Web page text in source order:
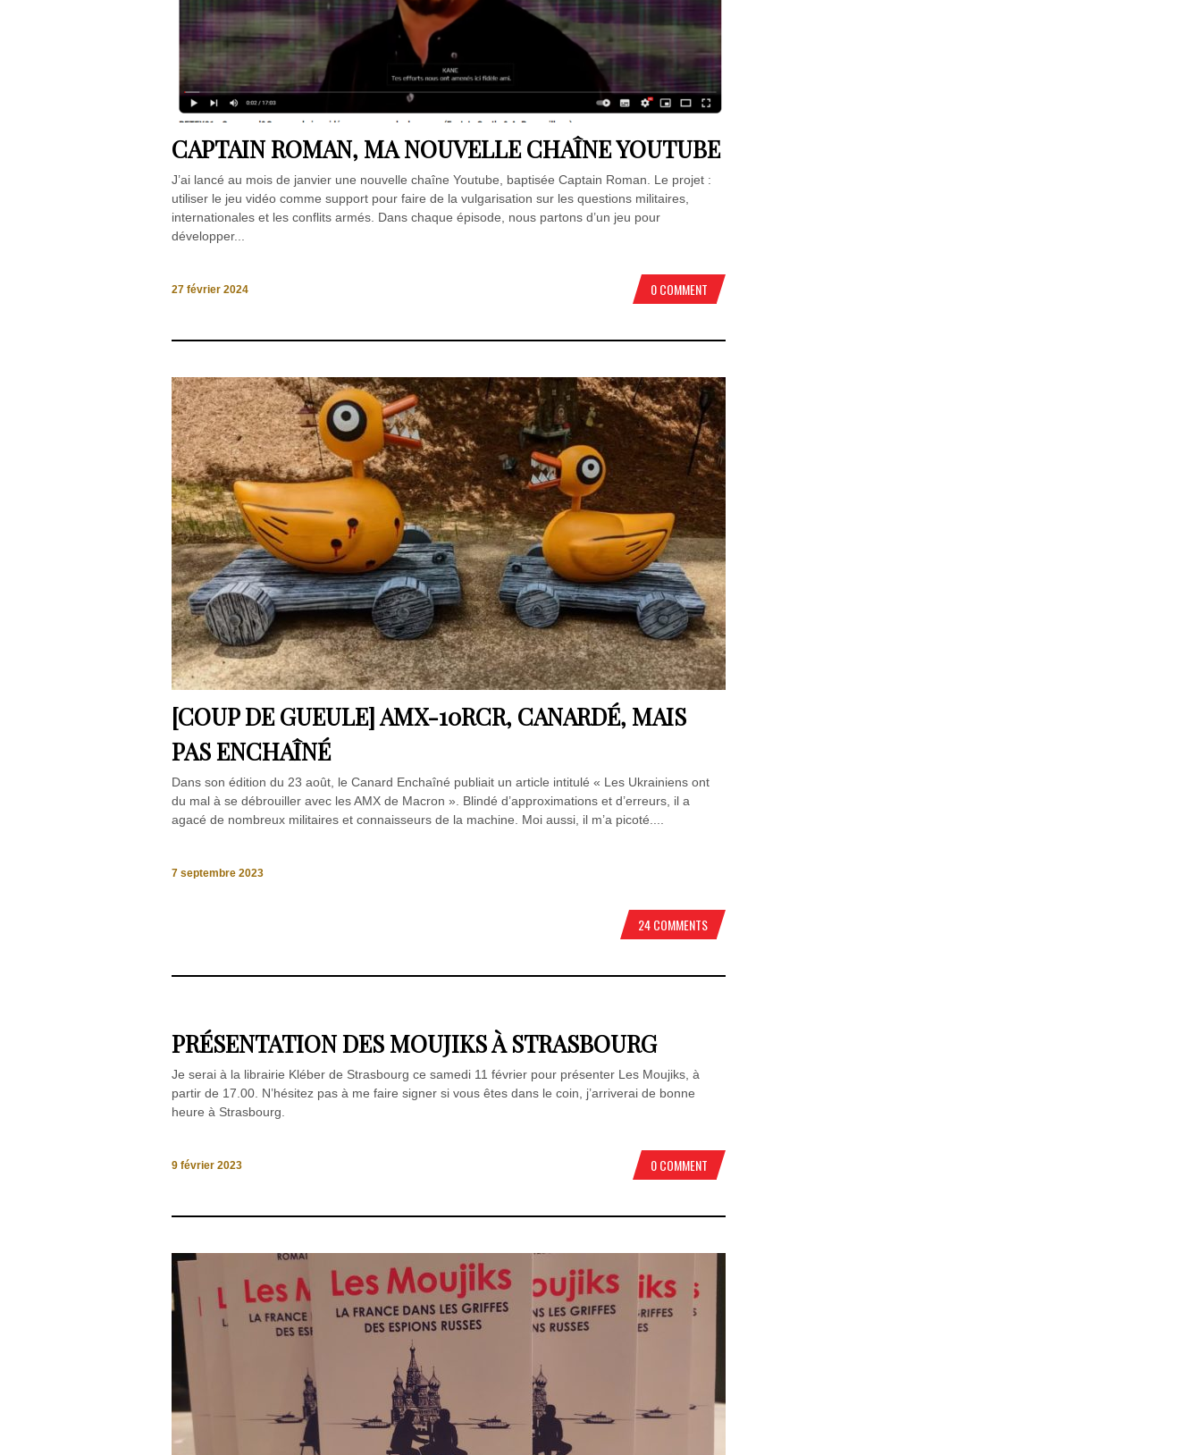
CAPTAIN ROMAN, MA NOUVELLE CHAÎNE YOUTUBE
J’ai lancé au mois de janvier une nouvelle chaîne Youtube, baptisée Captain Roman. Le projet :
utiliser le jeu vidéo comme support pour faire de la vulgarisation sur les questions militaires,
internationales et les conflits armés. Dans chaque épisode, nous partons d’un jeu pour
développer...
27 février 2024 0 COMMENT
[COUP DE GUEULE] AMX-10RCR, CANARDÉ, MAIS
PAS ENCHAÎNÉ
Dans son édition du 23 août, le Canard Enchaîné publiait un article intitulé « Les Ukrainiens ont
du mal à se débrouiller avec les AMX de Macron ». Blindé d’approximations et d’erreurs, il a
agacé de nombreux militaires et connaisseurs de la machine. Moi aussi, il m’a picoté....
7 septembre 2023
24 COMMENTS
PRÉSENTATION DES MOUJIKS À STRASBOURG
Je serai à la librairie Kléber de Strasbourg ce samedi 11 février pour présenter Les Moujiks, à
partir de 17.00. N’hésitez pas à me faire signer si vous êtes dans le coin, j’arriverai de bonne
heure à Strasbourg.
9 février 2023 0 COMMENT